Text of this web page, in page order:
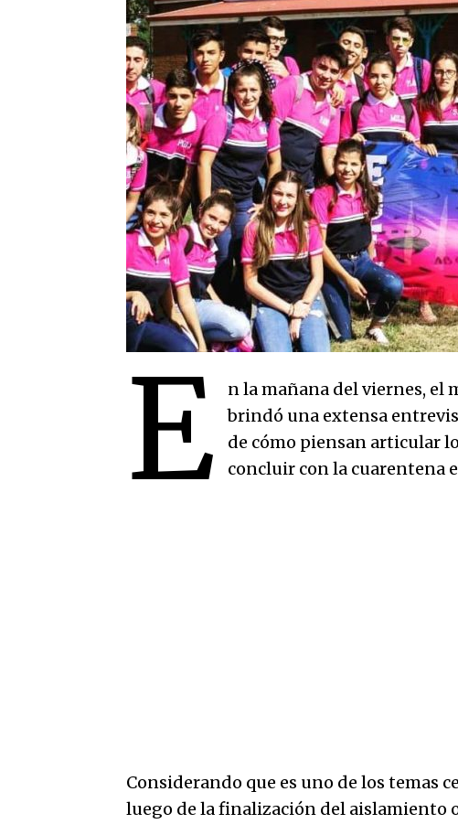
E
n la mañana del viernes, el
brindó una extensa
de cómo piensan articular
concluir con la cuarentena
Considerando que es uno de los temas
luego de la finalización del aislamiento